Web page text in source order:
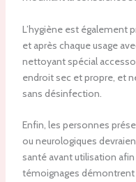
L’hygiène est également
et après chaque usage
nettoyant spécial
endroit sec et propre, et
sans désinfection.
Enfin, les personnes
ou neurologiques
santé avant utilisation afin
témoignages démontrent